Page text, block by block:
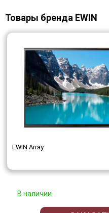
Товары бренда EWIN
EWIN Array
В наличии